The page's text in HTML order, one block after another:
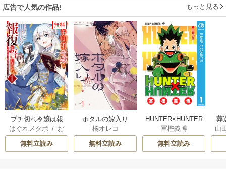
広告で人気の作品! もっと見る
無料
ブチ切れ令嬢は報
復を誓いました。
はぐれメタボ / お
おのいも /
無料立読み
ホタルの嫁入り
橘オレコ
無料立読み
HUNTER×HUNTER
モノクロ版
冨樫義博
無料立読み
葬
山